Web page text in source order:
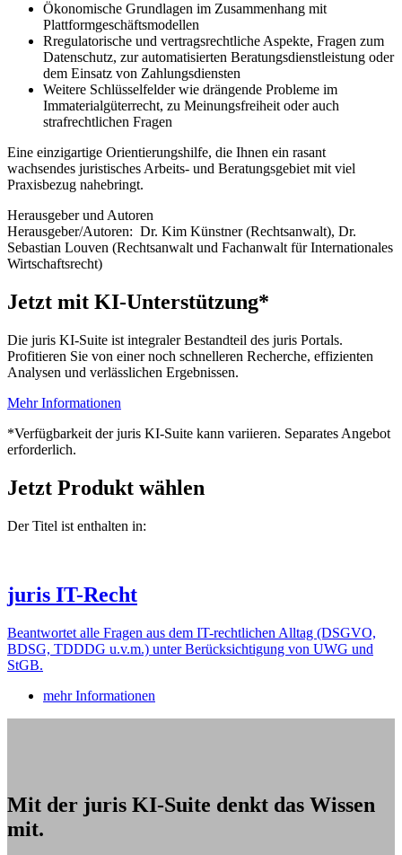
Ökonomische Grundlagen im Zusammenhang mit
Plattformgeschäftsmodellen
Rregulatorische und vertragsrechtliche Aspekte, Fragen zum
Datenschutz, zur automatisierten Beratungsdienstleistung oder
dem Einsatz von Zahlungsdiensten
Weitere Schlüsselfelder wie drängende Probleme im
Immaterialgüterrecht, zu Meinungsfreiheit oder auch
strafrechtlichen Fragen
Eine einzigartige Orientierungshilfe, die Ihnen ein rasant
wachsendes juristisches Arbeits- und Beratungsgebiet mit viel
Praxisbezug nahebringt.
Herausgeber und Autoren
Herausgeber/Autoren: Dr. Kim Künstner (Rechtsanwalt), Dr.
Sebastian Louven (Rechtsanwalt und Fachanwalt für Internationales
Wirtschaftsrecht)
Jetzt mit KI-Unterstützung*
Die juris KI-Suite ist integraler Bestandteil des juris Portals.
Profitieren Sie von einer noch schnelleren Recherche, effizienten
Analysen und verlässlichen Ergebnissen.
Mehr Informationen
*Verfügbarkeit der juris KI-Suite kann variieren. Separates Angebot
erforderlich.
Jetzt Produkt wählen
Der Titel ist enthalten in:
juris IT-Recht
Beantwortet alle Fragen aus dem IT-rechtlichen Alltag (DSGVO,
BDSG, TDDDG u.v.m.) unter Berücksichtigung von UWG und
StGB.
mehr Informationen
Mit der juris KI-Suite denkt das Wissen
mit.